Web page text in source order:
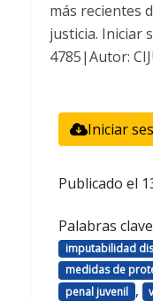
más recientes
justicia. Iniciar
4785|Autor:
Iniciar
Publicado el
Palabras
imputabilidad
medidas de
penal juvenil ,